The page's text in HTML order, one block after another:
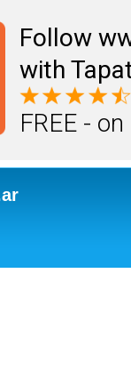
Follow
with
FREE -